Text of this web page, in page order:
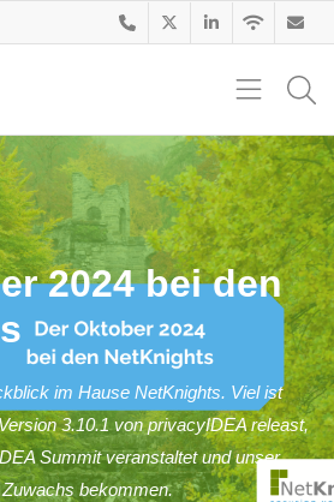
2024 bei den
im Hause NetKnights. Viel ist
3.10.1 von privacyIDEA releast,
Summit veranstaltet und unser
bekommen.